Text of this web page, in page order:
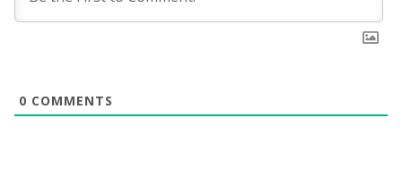
0 COMMENTS